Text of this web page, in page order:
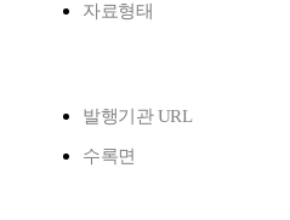
자료형태
발행기관 URL
수록면